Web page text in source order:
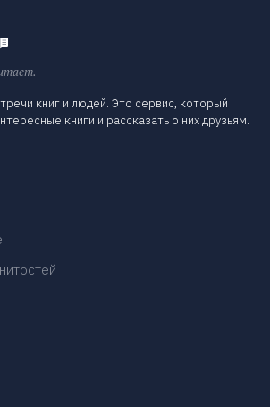
книг и людей. Это сервис, который
книги и рассказать о них друзьям.